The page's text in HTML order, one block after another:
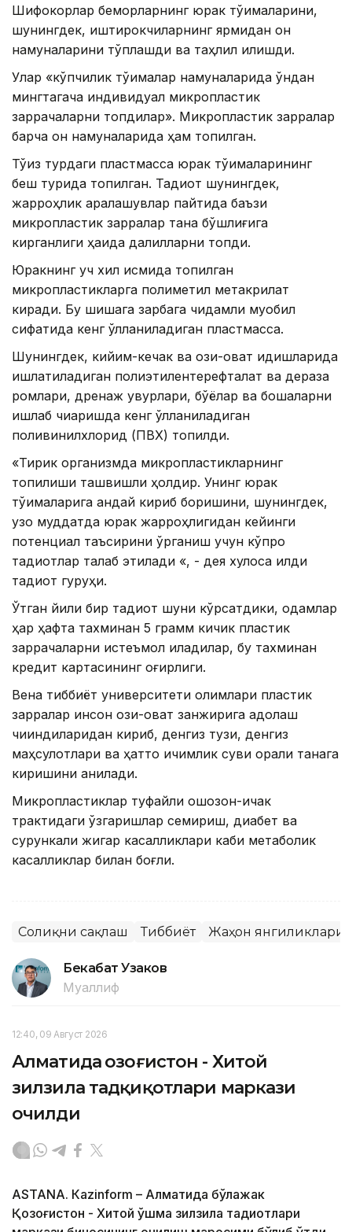
Шифокорлар беморларнинг юрак тўқималарини,
шунингдек, иштирокчиларнинг ярмидан қон
намуналарини тўплашди ва таҳлил қилишди.
Улар «кўпчилик тўқималар намуналарида ўндан
мингтагача индивидуал микропластик
заррачаларни топдилар». Микропластик зарралар
барча қон намуналарида ҳам топилган.
Тўққиз турдаги пластмасса юрак тўқималарининг
беш турида топилган. Тадқиқот шунингдек,
жарроҳлик аралашувлар пайтида баъзи
микропластик зарралар тана бўшлиғига
кирганлиги ҳақида далилларни топди.
Юракнинг уч хил қисмида топилган
микропластикларга полиметил метакрилат
киради. Бу шишага зарбага чидамли муқобил
сифатида кенг қўлланиладиган пластмасса.
Шунингдек, кийим-кечак ва озиқ-овқат идишларида
ишлатиладиган полиэтилентерефталат ва дераза
ромлари, дренаж қувурлари, бўёқлар ва бошқаларни
ишлаб чиқаришда кенг қўлланиладиган
поливинилхлорид (ПВХ) топилди.
«Тирик организмда микропластикларнинг
топилиши ташвишли ҳолдир. Унинг юрак
тўқималарига қандай кириб боришини, шунингдек,
узоқ муддатда юрак жарроҳлигидан кейинги
потенциал таъсирини ўрганиш учун кўпроқ
тадқиқотлар талаб этилади «, - дея хулоса қилди
тадқиқот гуруҳи.
Ўтган йили бир тадқиқот шуни кўрсатдики, одамлар
ҳар ҳафта тахминан 5 грамм кичик пластик
заррачаларни истеъмол қиладилар, бу тахминан
кредит картасининг оғирлиги.
Вена тиббиёт университети олимлари пластик
зарралар инсон озиқ-овқат занжирига қадоқлаш
чиқиндиларидан кириб, денгиз тузи, денгиз
маҳсулотлари ва ҳатто ичимлик суви орқали танага
киришини аниқлади.
Микропластиклар туфайли ошқозон-ичак
трактидаги ўзгаришлар семириш, диабет ва
сурункали жигар касалликлари каби метаболик
касалликлар билан боғлиқ.
Соғлиқни сақлаш Тиббиёт Жаҳон янгиликлари
Бекабат Узаков
Муаллиф
12:40, 09 Август 2026
Алматида Қозоғистон - Хитой
зилзила тадқиқотлари маркази
очилди
ASTANА. Кazinform – Алматида бўлажак
Қозоғистон - Хитой қўшма зилзила тадқиқотлари